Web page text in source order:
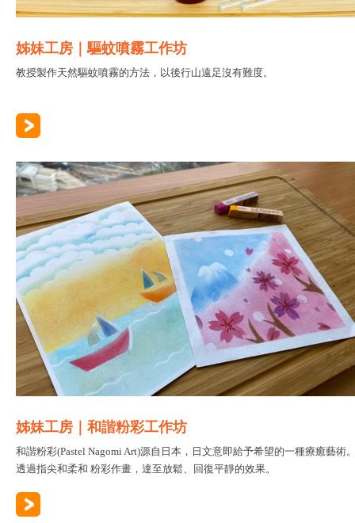
姊妹工房｜驅蚊噴霧工作坊
教授製作天然驅蚊噴霧的方法，以後行山遠足沒有難度。
姊妹工房｜和諧粉彩工作坊
和諧粉彩(Pastel Nagomi Art)源自日本，日文意即給予希望的一種療癒藝術
透過指尖和柔和 粉彩作畫，達至放鬆、回復平靜的效果。